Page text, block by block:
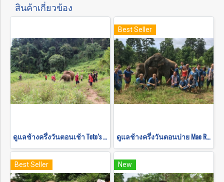
สินค้าเกี่ยวข้อง
ดูแลช้างครึ่งวันตอนเช้า Toto’s Elephant Sanctuary
Best Seller
ดูแลช้างครึ่งวันตอนบ่าย Mae Rim Elephant Sanctuary
Best Seller New